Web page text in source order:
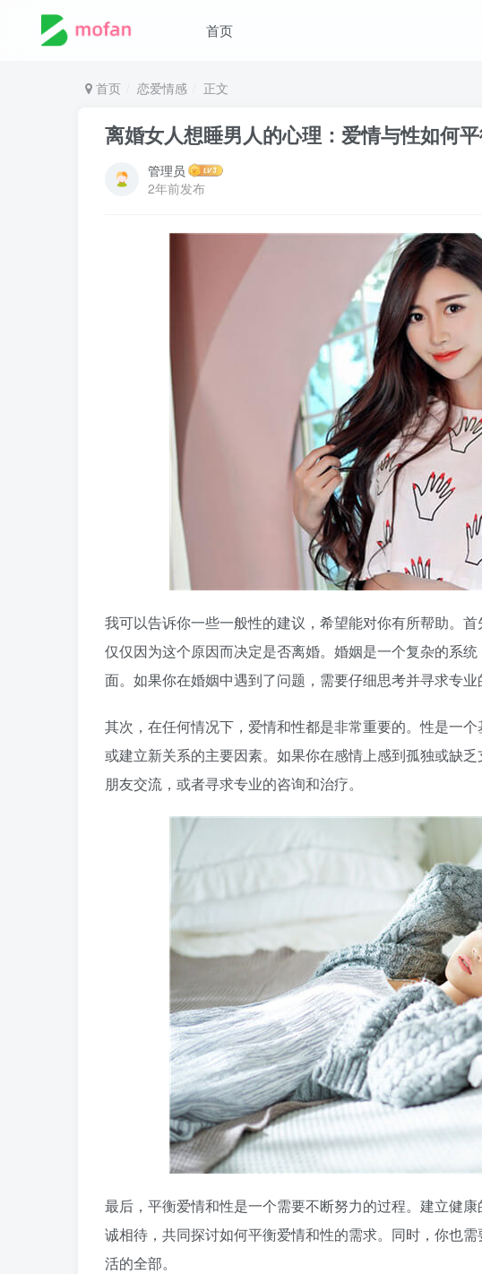
首页
首页 恋爱情感 正文
离婚女人想睡男人的心理：爱情与性如何平
管理员
2年前发布
我可以告诉你一些一般性的建议，希望能对你有所帮助。
仅仅因为这个原因而决定是否离婚。婚姻是一个复杂的系
面。如果你在婚姻中遇到了问题，需要仔细思考并寻求专业
其次，在任何情况下，爱情和性都是非常重要的。性是一
或建立新关系的主要因素。如果你在感情上感到孤独或缺
朋友交流，或者寻求专业的咨询和治疗。
最后，平衡爱情和性是一个需要不断努力的过程。建立健
诚相待，共同探讨如何平衡爱情和性的需求。同时，你也
活的全部。